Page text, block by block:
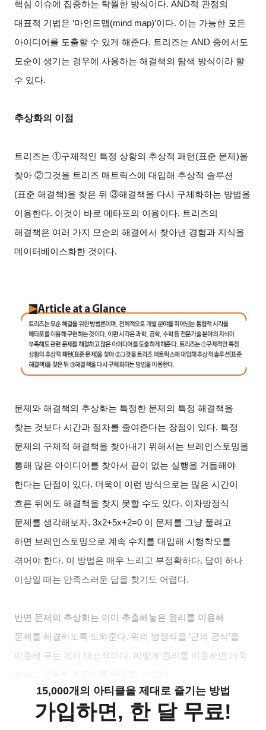
핵심 이슈에 집중하는 탁월한 방식이다. AND적 관점의
대표적 기법은 ‘마인드맵(mind map)’이다. 이는 가능한 모든
아이디어를 도출할 수 있게 해준다. 트리즈는 AND 중에서도
모순이 생기는 경우에 사용하는 해결책의 탐색 방식이라 할
수 있다.
추상화의 이점
트리즈는 ①구체적인 특정 상황의 추상적 패턴(표준 문제)을
찾아 ②그것을 트리즈 매트릭스에 대입해 추상적 솔루션
(표준 해결책)을 찾은 뒤 ③해결책을 다시 구체화하는 방법을
이용한다. 이것이 바로 메타포의 이용이다. 트리즈의
해결책은 여러 가지 모순의 해결에서 찾아낸 경험과 지식을
데이터베이스화한 것이다.
문제와 해결책의 추상화는 특정한 문제의 특정 해결책을
찾는 것보다 시간과 절차를 줄여준다는 장점이 있다. 특정
문제의 구체적 해결책을 찾아내기 위해서는 브레인스토밍을
통해 많은 아이디어를 찾아서 끝이 없는 실행을 거듭해야
한다는 단점이 있다. 더욱이 이런 방식으로는 많은 시간이
흐른 뒤에도 해결책을 찾지 못할 수도 있다. 이차방정식
문제를 생각해보자. 3x2+5x+2=0 이 문제를 그냥 풀려고
하면 브레인스토밍으로 계속 수치를 대입해 시행착오를
겪어야 한다. 이 방법은 매우 느리고 부정확하다. 답이 하나
이상일 때는 만족스러운 답을 찾기도 어렵다.
반면 문제의 추상화는 이미 추출해놓은 원리를 이용해
문제를 해결하도록 도와준다. 위의 방정식을 ‘근의 공식’을
이용해 푸는 것이 대표적이다. 이렇게 원리를 이용하면 더욱
15,000개의 아티클을 제대로 즐기는 방법
가입하면, 한 달 무료!